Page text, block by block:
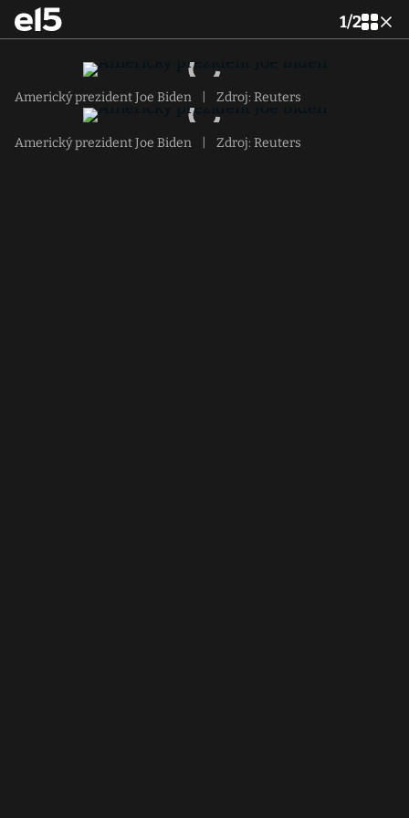
1/2
Americký prezident Joe Biden Zdroj: Reuters
Americký prezident Joe Biden Zdroj: Reuters